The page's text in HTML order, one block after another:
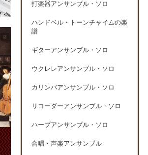
打楽器アンサンブル・ソロ
ハンドベル・トーンチャイムの楽
譜
ギターアンサンブル・ソロ
ウクレレアンサンブル・ソロ
カリンバアンサンブル・ソロ
リコーダーアンサンブル・ソロ
ハープアンサンブル・ソロ
合唱・声楽アンサンブル